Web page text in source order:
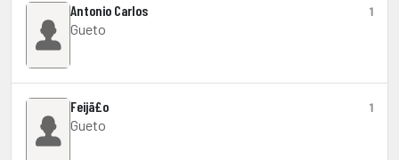
Antonio Carlos
Gueto
1
Feijã£o
Gueto
1